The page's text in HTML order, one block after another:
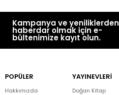
Kampanya ve yeniliklerden
haberdar olmak için e-
bültenimize kayıt olun.
POPÜLER
Hakkımızda
YAYINEVLERİ
Doğan Kitap